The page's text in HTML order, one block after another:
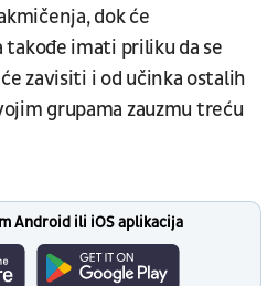
dok će
imati priliku da se
zavisiti i od učinka ostalih
grupama zauzmu treću
Android ili iOS aplikacija